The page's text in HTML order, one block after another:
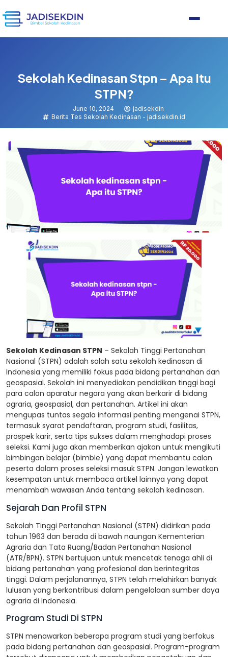
Sekolah Kedinasan Stpn – Apa Itu
STPN?
June 10, 2024
jadisekdin
Berita Tes Sekolah Kedinasan - jadisekdin.id
Sekolah Kedinasan STPN – Sekolah Tinggi Pertanahan
Nasional (STPN) adalah salah satu sekolah kedinasan di
Indonesia yang memiliki fokus pada bidang pertanahan dan
geospasial. Sekolah ini menyediakan pendidikan tinggi bagi
para calon aparatur negara yang akan berkarir di bidang
agraria, geospasial, dan pertanahan. Artikel ini akan
mengupas tuntas segala informasi penting mengenai STPN,
termasuk syarat pendaftaran, program studi, fasilitas,
prospek karir, serta tips sukses dalam menghadapi proses
seleksi. Kami juga akan memberikan ajakan untuk mengikuti
bimbingan belajar (bimble) yang dapat membantu calon
peserta dalam proses seleksi masuk STPN. Jangan lewatkan
kesempatan untuk membaca artikel lainnya yang dapat
menambah wawasan Anda tentang sekolah kedinasan.
Sejarah Dan Profil STPN
Sekolah Tinggi Pertanahan Nasional (STPN) didirikan pada
tahun 1963 dan berada di bawah naungan Kementerian
Agraria dan Tata Ruang/Badan Pertanahan Nasional
(ATR/BPN). STPN bertujuan untuk mencetak tenaga ahli di
bidang pertanahan yang profesional dan berintegritas
tinggi. Dalam perjalanannya, STPN telah melahirkan banyak
lulusan yang berkontribusi dalam pengelolaan sumber daya
agraria di Indonesia.
Program Studi Di STPN
STPN menawarkan beberapa program studi yang berfokus
pada bidang pertanahan dan geospasial. Program-program